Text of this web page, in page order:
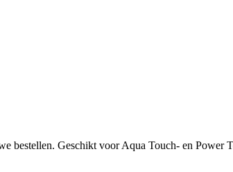
bestellen. Geschikt voor Aqua Touch- en Power